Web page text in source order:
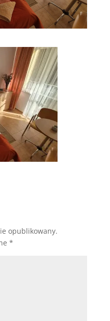
opublikowany.
*